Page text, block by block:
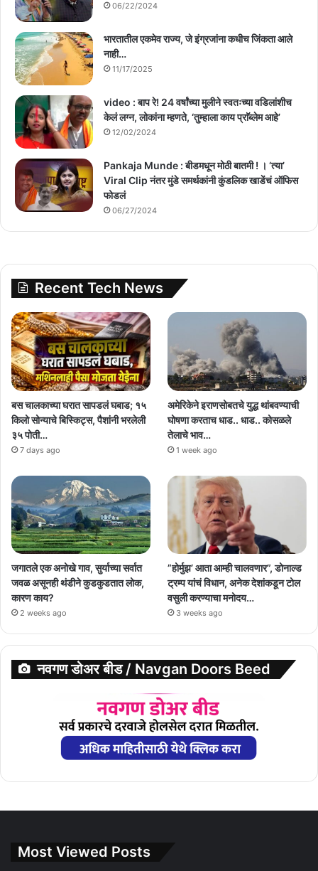
06/22/2024
भारतातील एकमेव राज्य, जे इंग्रजांना कधीच जिंकता आले
नाही…
11/17/2025
video : बाप रे! 24 वर्षांच्या मुलीने स्वतःच्या वडिलांशीच
केलं लग्न, लोकांना म्हणते, ‘तुम्हाला काय प्राॅब्लेम आहे’
12/02/2024
Pankaja Munde : बीडमधून मोठी बातमी ! । ‘त्या’
Viral Clip नंतर मुंडे समर्थकांनी कुंडलिक खाडेंचं ऑफिस
फोडलं
06/27/2024
Recent Tech News
बस चालकाच्या घरात सापडलं घबाड; १५
किलो सोन्याचे बिस्किट्स, पैशांनी भरलेली
३५ पोती…
7 days ago
अमेरिकेने इराणसोबतचे युद्ध थांबवण्याची
घोषणा करताच धाड.. धाड.. कोसळले
तेलाचे भाव…
1 week ago
जगातले एक अनोखे गाव, सुर्याच्या सर्वात
जवळ असूनही थंडीने कुडकुडतात लोक,
कारण काय?
2 weeks ago
”होर्मुझ’ आता आम्ही चालवणार”, डोनाल्ड
ट्रम्प यांचं विधान, अनेक देशांकडून टोल
वसुली करण्याचा मनोदय…
3 weeks ago
नवगण डोअर बीड / Navgan Doors Beed
Most Viewed Posts